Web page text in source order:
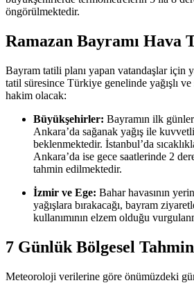
öngörülmektedir.
Ramazan Bayramı Hava
Bayram tatili planı yapan vatandaşlar için
tatil süresince Türkiye genelinde yağışlı ve
hakim olacak:
Büyükşehirler: Bayramın ilk
Ankara’da sağanak yağış ile
beklenmektedir. İstanbul’da
Ankara’da ise gece saatlerinde 2
tahmin edilmektedir.
İzmir ve Ege: Bahar havasının
yağışlara bırakacağı, bayram
kullanımının elzem olduğu
7 Günlük Bölgesel
Meteoroloji verilerine göre önümüzdeki